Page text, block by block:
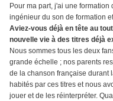
Pour ma part, j'ai une
ingénieur du son de formation
Aviez-vous déjà en tête au
nouvelle vie à des titres déjà
Nous sommes tous les deux
grande échelle ; nos parents
de la chanson française durant
habités par ces titres et nous
jouer et de les réinterpréter.